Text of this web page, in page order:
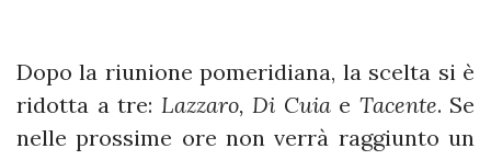
Dopo la riunione pomeridiana, la scelta si è
ridotta a tre: Lazzaro, Di Cuiae Tacente. Se
nelle prossime ore non verrà raggiunto un